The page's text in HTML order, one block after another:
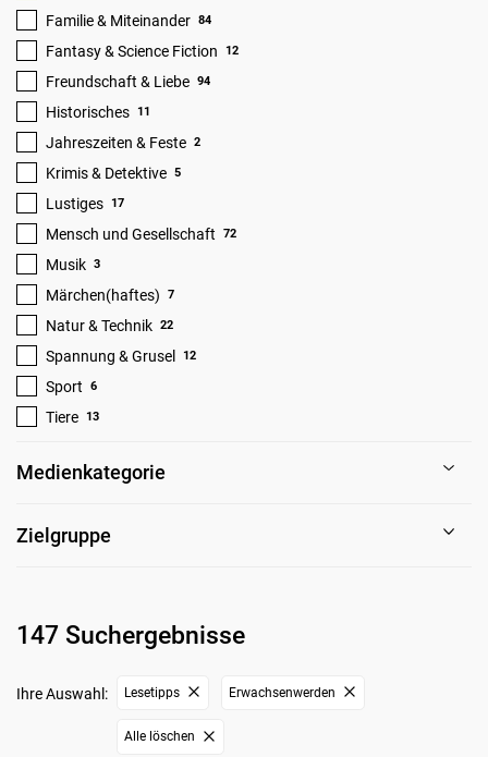
Familie & Miteinander 84
Fantasy & Science Fiction 12
Freundschaft & Liebe 94
Historisches 11
Jahreszeiten & Feste 2
Krimis & Detektive 5
Lustiges 17
Mensch und Gesellschaft 72
Musik 3
Märchen(haftes) 7
Natur & Technik 22
Spannung & Grusel 12
Sport 6
Tiere 13
Medienkategorie
Zielgruppe
147 Suchergebnisse
Ihre Auswahl: Lesetipps Erwachsenwerden
Alle löschen